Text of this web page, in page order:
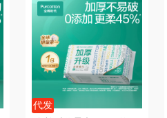
富昌（定制款） 爱国者（移动电
源）
代发